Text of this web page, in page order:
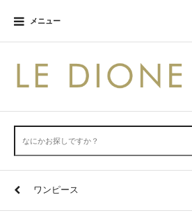
メニュー
ワンピース